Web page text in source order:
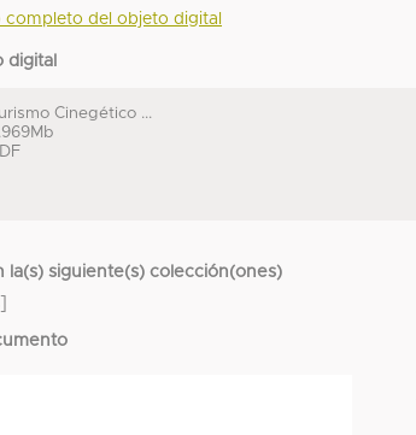
completo del objeto digital
digital
Cinegético ...
la(s) siguiente(s) colección(ones)